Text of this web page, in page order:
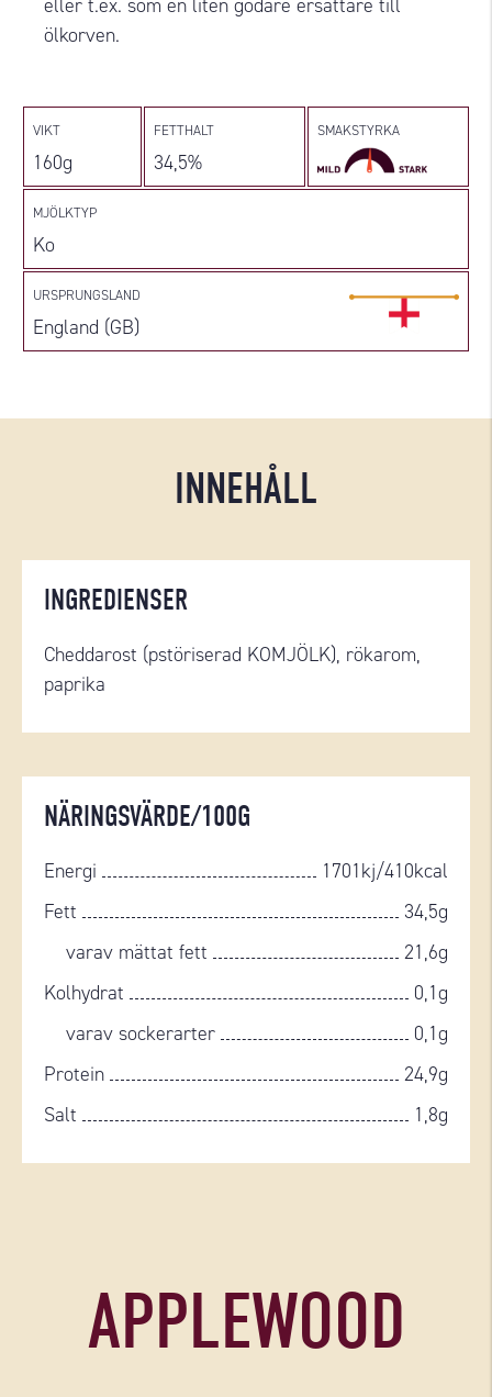
eller t.ex. som en liten godare ersättare till
ölkorven.
VIKT
160g
FETTHALT
34,5%
SMAKSTYRKA
MJÖLKTYP
Ko
URSPRUNGSLAND
England (GB)
INNEHÅLL
INGREDIENSER
Cheddarost (pstöriserad KOMJÖLK), rökarom,
paprika
NÄRINGSVÄRDE/100G
Energi
1701kj/410kcal
Fett
34,5g
varav mättat fett
21,6g
Kolhydrat
0,1g
varav sockerarter
0,1g
Protein
24,9g
Salt
1,8g
APPLEWOOD